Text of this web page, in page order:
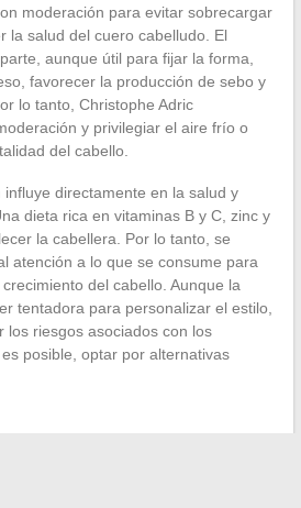
moderación para evitar sobrecargar
la salud del cuero cabelludo. El
aunque útil para fijar la forma,
favorecer la producción de sebo y
lo tanto, Christophe Adric
y privilegiar el aire frío o
del cabello.
directamente en la salud y
dieta rica en vitaminas B y C, zinc y
la cabellera. Por lo tanto, se
atención a lo que se consume para
del cabello. Aunque la
tentadora para personalizar el estilo,
los riesgos asociados con los
posible, optar por alternativas